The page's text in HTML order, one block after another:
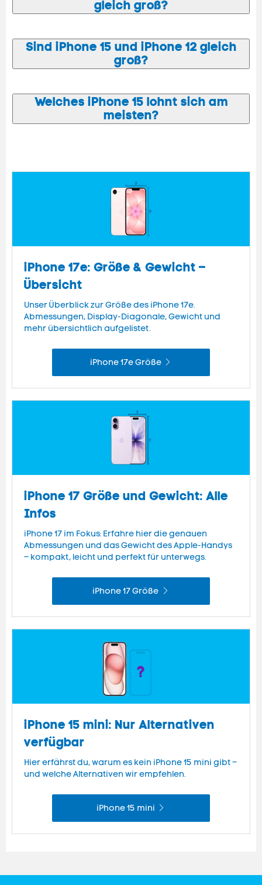
gleich groß?
Sind iPhone 15 und iPhone 12 gleich
groß?
Welches iPhone 15 lohnt sich am
meisten?
iPhone 17e: Größe & Gewicht –
Übersicht
Unser Überblick zur Größe des iPhone 17e.
Abmessungen, Display-Diagonale, Gewicht und
mehr übersichtlich aufgelistet.
iPhone 17e Größe
iPhone 17 Größe und Gewicht: Alle
Infos
iPhone 17 im Fokus: Erfahre hier die genauen
Abmessungen und das Gewicht des Apple-Handys
– kompakt, leicht und perfekt für unterwegs.
iPhone 17 Größe
iPhone 15 mini: Nur Alternativen
verfügbar
Hier erfährst du, warum es kein iPhone 15 mini gibt –
und welche Alternativen wir empfehlen.
iPhone 15 mini